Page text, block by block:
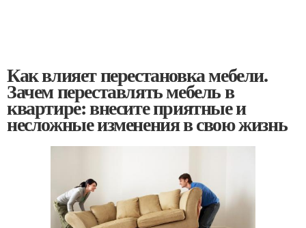
Как влияет перестановка мебели.
Зачем переставлять мебель в
квартире: внесите приятные и
несложные изменения в свою жизнь